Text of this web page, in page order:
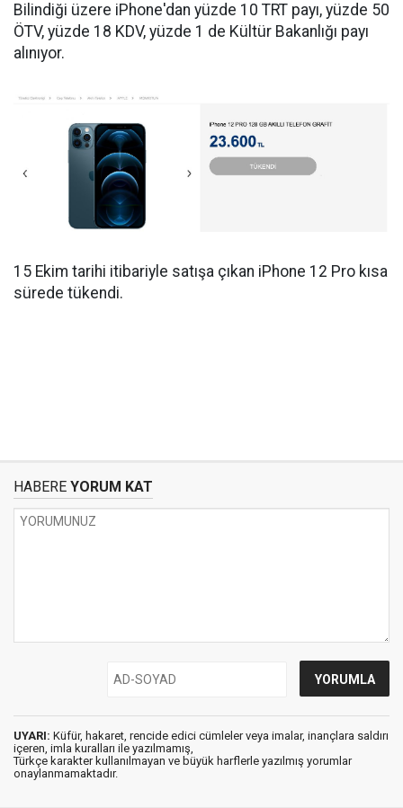
Bilindiği üzere iPhone'dan yüzde 10 TRT payı, yüzde 50
ÖTV, yüzde 18 KDV, yüzde 1 de Kültür Bakanlığı payı
alınıyor.
15 Ekim tarihi itibariyle satışa çıkan iPhone 12 Pro kısa
sürede tükendi.
HABERE YORUM KAT
UYARI: Küfür, hakaret, rencide edici cümleler veya imalar, inançlara saldırı
içeren, imla kuralları ile yazılmamış,
Türkçe karakter kullanılmayan ve büyük harflerle yazılmış yorumlar
onaylanmamaktadır.